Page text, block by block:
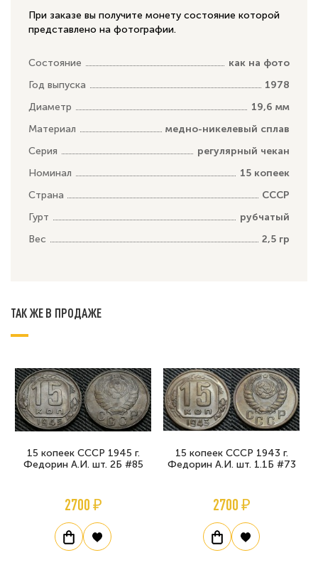
При заказе вы получите монету состояние которой
представлено на фотографии.
Состояние
как на фото
Год выпуска
1978
Диаметр
19,6 мм
Материал
медно-никелевый сплав
Серия
регулярный чекан
Номинал
15 копеек
Страна
СССР
Гурт
рубчатый
Вес
2,5 гр
ТАК ЖЕ В ПРОДАЖЕ
15 копеек СССР 1945 г.
Федорин А.И. шт. 2Б #85
2700 ₽
15 копеек СССР 1943 г.
Федорин А.И. шт. 1.1Б #73
2700 ₽